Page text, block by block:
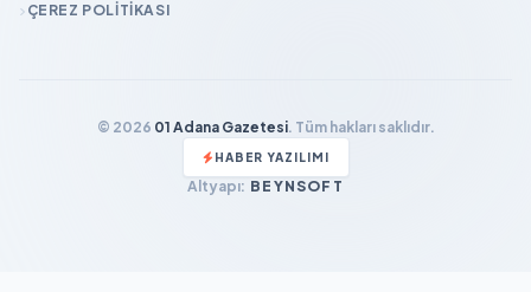
ÇEREZ POLITIKASI
© 2026 01 Adana Gazetesi. Tüm hakları saklıdır.
HABER YAZILIMI
Altyapı: BEYNSOFT